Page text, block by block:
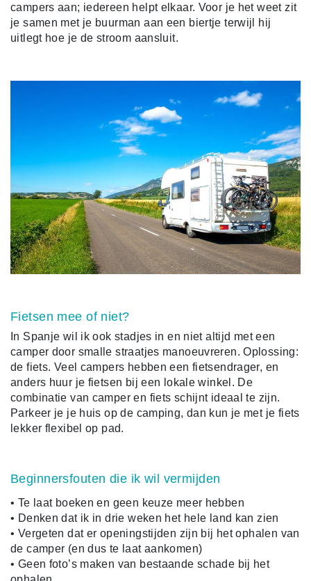
campers aan; iedereen helpt elkaar. Voor je het weet zit
je samen met je buurman aan een biertje terwijl hij
uitlegt hoe je de stroom aansluit.
Fietsen mee of niet?
In Spanje wil ik ook stadjes in en niet altijd met een
camper door smalle straatjes manoeuvreren. Oplossing:
de fiets. Veel campers hebben een fietsendrager, en
anders huur je fietsen bij een lokale winkel. De
combinatie van camper en fiets schijnt ideaal te zijn.
Parkeer je je huis op de camping, dan kun je met je fiets
lekker flexibel op pad.
Beginnersfouten die ik wil vermijden
• Te laat boeken en geen keuze meer hebben
• Denken dat ik in drie weken het hele land kan zien
• Vergeten dat er openingstijden zijn bij het ophalen van
de camper (en dus te laat aankomen)
• Geen foto’s maken van bestaande schade bij het